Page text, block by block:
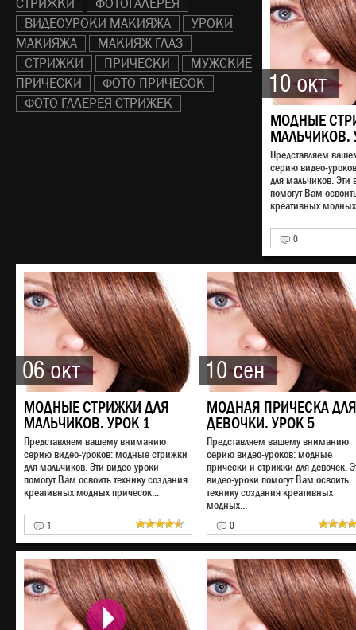
СТРИЖКИ
ФОТОГАЛЕРЕЯ
ВИДЕОУРОКИ МАКИЯЖА
УРОКИ
МАКИЯЖА
МАКИЯЖ ГЛАЗ
СТРИЖКИ
ПРИЧЕСКИ
МУЖСКИЕ
ПРИЧЕСКИ
ФОТО ПРИЧЕСОК
ФОТО ГАЛЕРЕЯ СТРИЖЕК
10 окт
МОДНЫЕ
МАЛЬЧИКОВ.
Представляем
серию видео-
для мальчиков. Эти
помогут Вам
креативных
0
06 окт
МОДНЫЕ СТРИЖКИ ДЛЯ
МАЛЬЧИКОВ. УРОК 1
Представляем вашему вниманию
серию видео-уроков: модные стрижки
для мальчиков. Эти видео-уроки
помогут Вам освоить технику создания
креативных модных причесок...
1
10 сен
МОДНАЯ ПРИЧЕСКА ДЛЯ
ДЕВОЧКИ. УРОК 5
Представляем вашему вниманию
серию видео-уроков: модные
прически и стрижки для девочек.
видео-уроки помогут Вам освоить
технику создания креативных
модных...
0